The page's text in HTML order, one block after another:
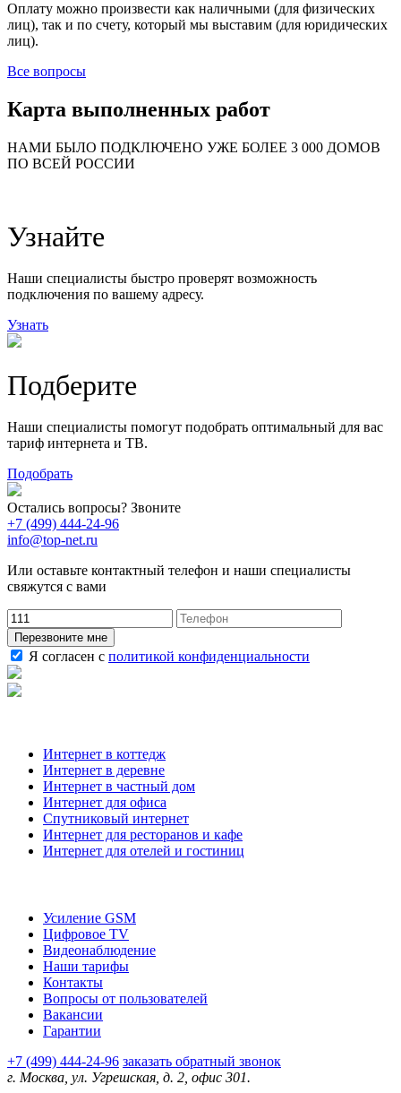
Оплату можно произвести как наличными (для физических
лиц), так и по счету, который мы выставим (для юридических
лиц).
Все вопросы
Карта выполненных работ
НАМИ БЫЛО ПОДКЛЮЧЕНО УЖЕ БОЛЕЕ 3 000 ДОМОВ
ПО ВСЕЙ РОССИИ
57
29
99
48
Узнайте
Наши специалисты быстро проверят возможность
подключения по вашему адресу.
Узнать
Подберите
Наши специалисты помогут подобрать оптимальный для вас
тариф интернета и ТВ.
Подобрать
Остались вопросы? Звоните
+7 (499) 444-24-96
info@top-net.ru
Или оставьте контактный телефон и наши специалисты
свяжутся с вами
Перезвоните мне
Я согласен с политикой конфиденциальности
Интернет в коттедж
Интернет в деревне
Интернет в частный дом
Интернет для офиса
Спутниковый интернет
Интернет для ресторанов и кафе
Интернет для отелей и гостиниц
Усиление GSM
Цифровое TV
Видеонаблюдение
Наши тарифы
Контакты
Вопросы от пользователей
Вакансии
Гарантии
+7 (499) 444-24-96 заказать обратный звонок
г. Москва, ул. Угрешская, д. 2, офис 301.